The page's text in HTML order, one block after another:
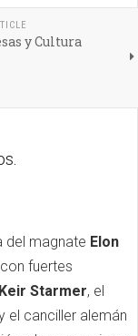
y Cultura
del magnate Elon
fuertes
Keir Starmer, el
el canciller alemán